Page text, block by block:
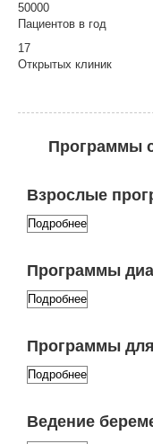
50000
Пациентов в год
17
Открытых клиник
Программы
Взрослые
Подробнее
Программы
Подробнее
Программы
Подробнее
Ведение